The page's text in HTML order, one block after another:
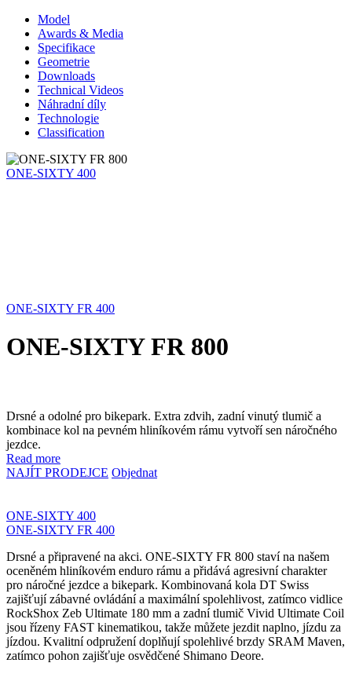
Model
Awards & Media
Specifikace
Geometrie
Downloads
Technical Videos
Náhradní díly
Technologie
Classification
ONE-SIXTY 400
ONE-SIXTY FR 400
ONE-SIXTY FR 800
Drsné a odolné pro bikepark. Extra zdvih, zadní vinutý tlumič a
kombinace kol na pevném hliníkovém rámu vytvoří sen náročného
jezdce.
Read more
NAJÍT PRODEJCE Objednat
ONE-SIXTY 400
ONE-SIXTY FR 400
Drsné a připravené na akci. ONE-SIXTY FR 800 staví na našem
oceněném hliníkovém enduro rámu a přidává agresivní charakter
pro náročné jezdce a bikepark. Kombinovaná kola DT Swiss
zajišťují zábavné ovládání a maximální spolehlivost, zatímco vidlice
RockShox Zeb Ultimate 180 mm a zadní tlumič Vivid Ultimate Coil
jsou řízeny FAST kinematikou, takže můžete jezdit naplno, jízdu za
jízdou. Kvalitní odpružení doplňují spolehlivé brzdy SRAM Maven,
zatímco pohon zajišťuje osvědčené Shimano Deore.